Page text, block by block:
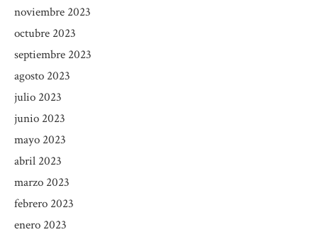
noviembre 2023
octubre 2023
septiembre 2023
agosto 2023
julio 2023
junio 2023
mayo 2023
abril 2023
marzo 2023
febrero 2023
enero 2023